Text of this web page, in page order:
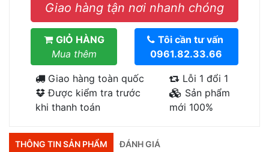
Giao hàng tận nơi nhanh chóng
GIỎ HÀNG
Mua thêm
Tôi cần tư vấn
0961.82.33.66
Giao hàng toàn quốc
Được kiểm tra trước
khi thanh toán
Lỗi 1 đổi 1
Sản phẩm
mới 100%
THÔNG TIN SẢN PHẨM ĐÁNH GIÁ